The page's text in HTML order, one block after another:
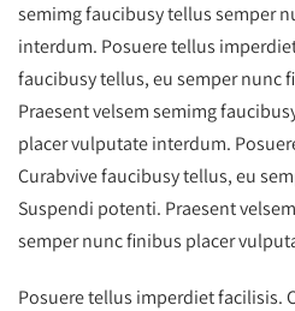
semimg faucibusy tellus semper
interdum. Posuere tellus
faucibusy tellus, eu semper nunc
Praesent velsem semimg
placer vulputate interdum.
Curabvive faucibusy tellus, eu
Suspendi potenti. Praesent
semper nunc finibus placer
Posuere tellus imperdiet facilisis.